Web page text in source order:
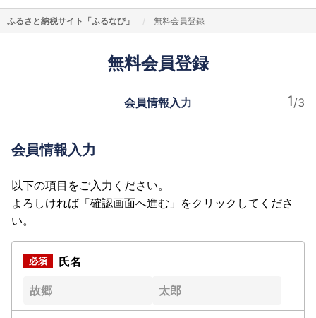
ふるさと納税サイト「ふるなび」 無料会員登録
無料会員登録
会員情報入力
会員情報入力
以下の項目をご入力ください。
よろしければ「確認画面へ進む」をクリックしてくださ
い。
氏名